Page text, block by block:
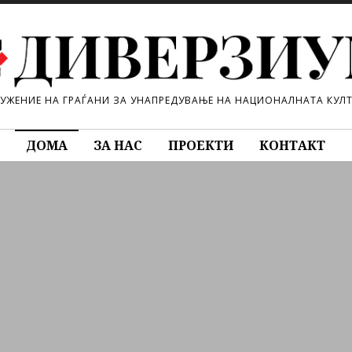
НА ГРАЃАНИ ЗА УНАПРЕДУВАЊЕ НА НАЦИОНАЛНАТА
ДОМА ЗА НАС ПРОЕКТИ КОНТАКТ